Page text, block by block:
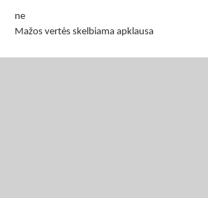
ne
Mažos vertės skelbiama apklausa